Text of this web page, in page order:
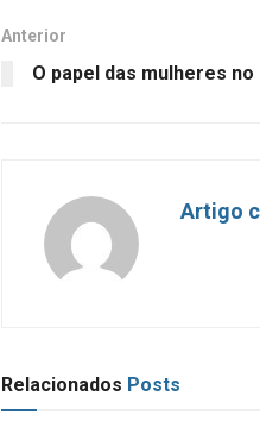
Anterior
O papel das mulheres
Artigo
Relacionados Posts